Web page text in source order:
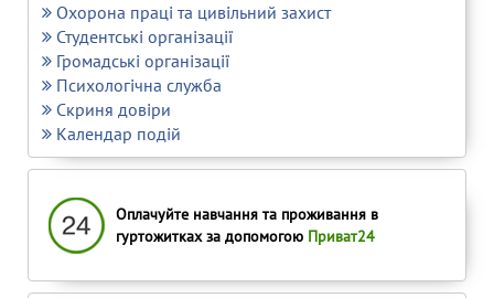
Охорона праці та цивільний захист
Студентські організації
Громадські організації
Психологічна служба
Скриня довіри
Календар подій
Оплачуйте навчання та проживання в
гуртожитках за допомогою Приват24